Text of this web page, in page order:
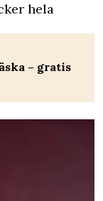
hela
– gratis